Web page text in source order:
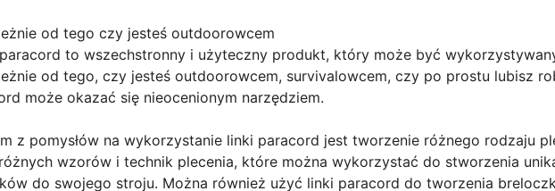
od tego czy jesteś outdoorowcem
to wszechstronny i użyteczny produkt, który może być
od tego, czy jesteś outdoorowcem, survivalowcem, czy po prostu lubisz
może okazać się nieocenionym narzędziem.
z pomysłów na wykorzystanie linki paracord jest tworzenie różnego rodzaju
wzorów i technik plecenia, które można wykorzystać do stworzenia
do swojego stroju. Można również użyć linki paracord do tworzenia